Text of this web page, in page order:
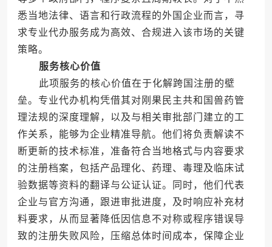
悉当地法律、语言和行政流程的外国企业而言，寻
求专业代办服务成为高效、合规进入该市场的关键
策略。
服务核心价值
此项服务的核心价值在于化解跨国注册的壁
垒。专业代办机构凭借其对刚果民主共和国兽药管
理法规的深度理解，以及与相关审批部门建立的工
作关系，能够为企业精准导航。他们将负责解读不
断更新的技术标准，准备符合当地格式与内容要求
的注册档案，包括产品理化、药理、毒理及临床试
验数据等资料的翻译与公证认证。同时，他们代表
企业与官方沟通，跟进审批进度，及时响应补充材
料要求，从而显著降低因信息不对称或程序错误导
致的注册失败风险，压缩总体时间成本，保障企业